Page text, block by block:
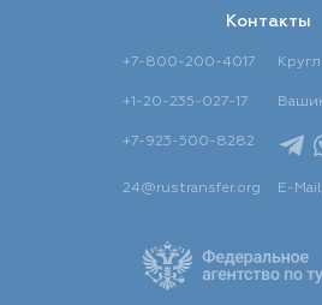
Контакты
+7-800-200-4017
+1-20-235-027-17
+7-923-500-8282
24@rustransfer.org E-